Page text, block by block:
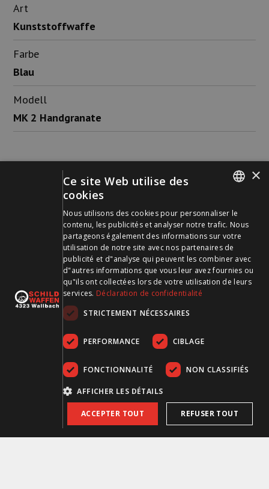
Art
Kunststoffwaffe
Farbe
Blau
Modell
MK 2 Handgranate
Schild Waffen AG
Kohlackerstrasse 12
CH-4323 Wallbach
+41 61 861 14 27
+41 61 861 14 01
info@schildwaffen.ch
Mode de paiement
Visitez-nous sur les médias sociaux et restez à jour !
FRENCH
×
Ce site Web utilise des
cookies
Nous utilisons des cookies pour personnaliser le
contenu, les publicités et analyser notre trafic. Nous
partageons également des informations sur votre
utilisation de notre site avec nos partenaires de
publicité et d"analyse qui peuvent les combiner avec
d"autres informations que vous leur avez fournies ou
qu"ils ont collectées lors de votre utilisation de leurs
services. Déclaration de confidentialité
STRICTEMENT NÉCESSAIRES
PERFORMANCE CIBLAGE
FONCTIONNALITÉ NON CLASSIFIÉS
AFFICHER LES DÉTAILS
ACCEPTER TOUT REFUSER TOUT